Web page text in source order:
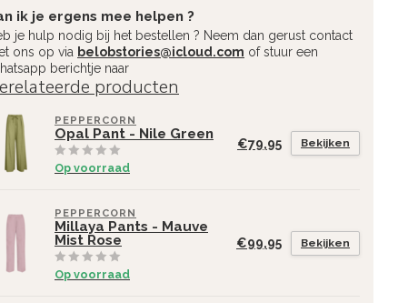
ik je ergens mee helpen ?
je hulp nodig bij het bestellen ? Neem dan gerust contact
ons op via belobstories@icloud.com of stuur een
berichtje naar
producten
PEPPERCORN
Opal Pant - Nile Green
Op voorraad
€79,95 Bekijken
PEPPERCORN
Millaya Pants - Mauve
Mist Rose
Op voorraad
€99,95 Bekijken